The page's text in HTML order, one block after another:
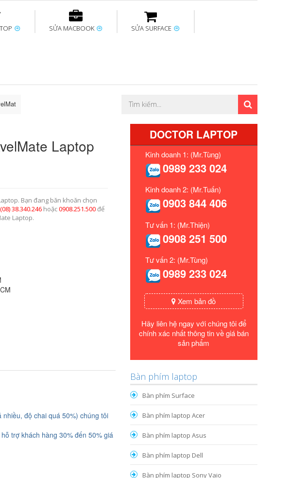
Thay Pin Laptop
SỬA MACBOOK
Thay màn hình Thay bàn phím
SỬA SURFACE
Sửa Surface không Thay sạc Surface Sửa Mainboard
Laptop
Laptop
Bạn đang băn khoăn chọn
(08) 38.340.246 hoặc0908.251.500để
Laptop.
độ chai quá 50%) chúng tôi
trợ khách hàng 30% đến 50% giá
DOCTOR LAPTOP
Kinh doanh 1: (Mr.Tùng)
0989 233 024
Kinh doanh 2: (Mr.Tuấn)
0903 844 406
Tư vấn 1: (Mr.Thiện)
0908 251 500
Tư vấn 2: (Mr.Tùng)
0989 233 024
Xem bản đồ
Hãy liên hệ ngay với chúng tôi để
chính xác nhất thông tin về giá bán
sản phẩm
Bàn phím laptop
Bàn phím Surface
Bàn phím laptop Acer
Bàn phím laptop Asus
Bàn phím laptop Dell
Bàn phím laptop Sony Vaio